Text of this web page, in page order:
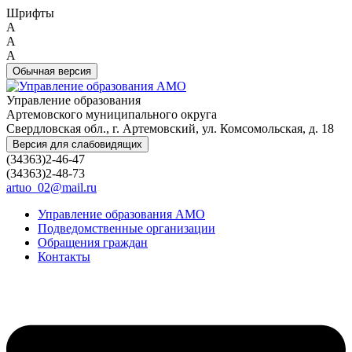
Шрифты
A
A
A
Обычная версия
Управление образования
Артемовского муниципального округа
Свердловская обл., г. Артемовский, ул. Комсомольская, д. 18
Версия для слабовидящих
(34363)2-46-47
(34363)2-48-73
artuo_02@mail.ru
Управление образования АМО
Подведомственные организации
Обращения граждан
Контакты